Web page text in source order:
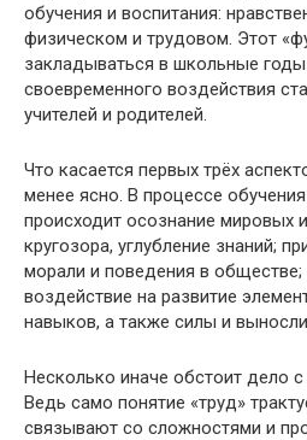
обучения и воспитания:
физическом и трудовом. Этот
закладываться в школьные годы
своевременного воздействия
учителей и родителей.
Что касается первых трёх
менее ясно. В процессе
происходит осознание мировых
кругозора, углубление знаний;
морали и поведения в обществе;
воздействие на развитие
навыков, а также силы и
Несколько иначе обстоит дело
Ведь само понятие «труд»
связывают со сложностями и